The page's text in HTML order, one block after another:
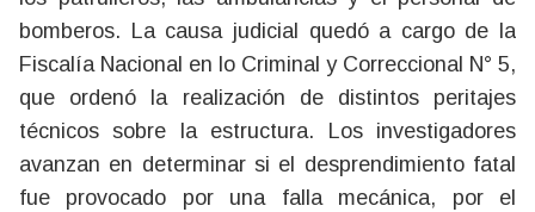
bomberos. La causa judicial quedó a cargo de la
Fiscalía Nacional en lo Criminal y Correccional N° 5,
que ordenó la realización de distintos peritajes
técnicos sobre la estructura. Los investigadores
avanzan en determinar si el desprendimiento fatal
fue provocado por una falla mecánica, por el